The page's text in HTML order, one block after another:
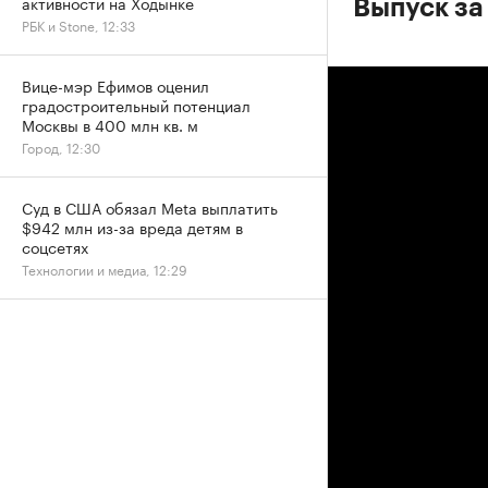
Выпуск
РБК и Stone, 12:33
Вице-мэр Ефимов оценил
градостроительный потенциал
Москвы в 400 млн кв. м
Город, 12:30
Суд в США обязал Meta выплатить
$942 млн из-за вреда детям в
соцсетях
Технологии и медиа, 12:29